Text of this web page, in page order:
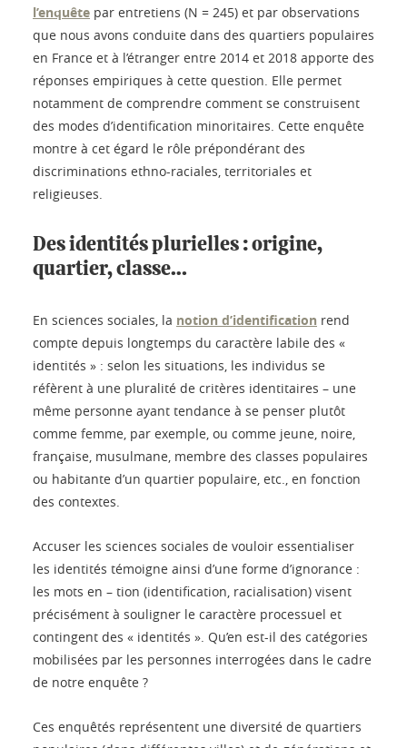
l’enquête par entretiens (N = 245) et par observations
que nous avons conduite dans des quartiers populaires
en France et à l’étranger entre 2014 et 2018 apporte des
réponses empiriques à cette question. Elle permet
notamment de comprendre comment se construisent
des modes d’identification minoritaires. Cette enquête
montre à cet égard le rôle prépondérant des
discriminations ethno-raciales, territoriales et
religieuses.
Des identités plurielles : origine,
quartier, classe…
En sciences sociales, la notion d’identification rend
compte depuis longtemps du caractère labile des «
identités » : selon les situations, les individus se
réfèrent à une pluralité de critères identitaires – une
même personne ayant tendance à se penser plutôt
comme femme, par exemple, ou comme jeune, noire,
française, musulmane, membre des classes populaires
ou habitante d’un quartier populaire, etc., en fonction
des contextes.
Accuser les sciences sociales de vouloir essentialiser
les identités témoigne ainsi d’une forme d’ignorance :
les mots en – tion (identification, racialisation) visent
précisément à souligner le caractère processuel et
contingent des « identités ». Qu’en est-il des catégories
mobilisées par les personnes interrogées dans le cadre
de notre enquête ?
Ces enquêtés représentent une diversité de quartiers